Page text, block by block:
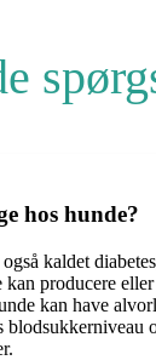
hos hunde?
kaldet
producere
kan have
blodsukkerniveau